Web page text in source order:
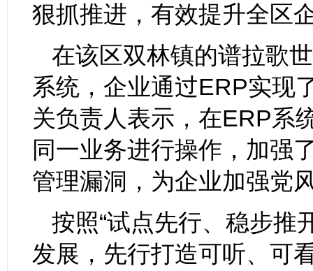
狠抓推进，有效提升全区
在该区双林镇的谱拉歌
系统，企业通过ERP实现
关负责人表示，在ERP系
同一业务进行操作，加强
管理漏洞，为企业加强党
按照“试点先行、稳步推
发展，先行打造可听、可